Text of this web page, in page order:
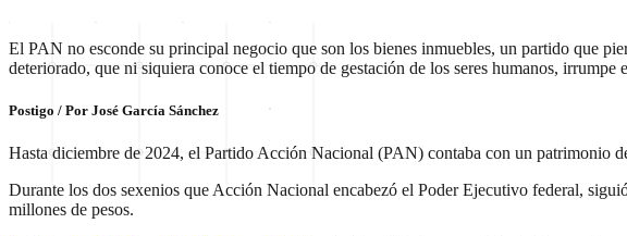
El PAN no esconde su principal negocio que son los bienes inmuebles, un partido que
deteriorado, que ni siquiera conoce el tiempo de gestación de los seres humanos,
Postigo / Por José García Sánchez
Hasta diciembre de 2024, el Partido Acción Nacional (PAN) contaba con un patrimonio
Durante los dos sexenios que Acción Nacional encabezó el Poder Ejecutivo federal,
millones de pesos.